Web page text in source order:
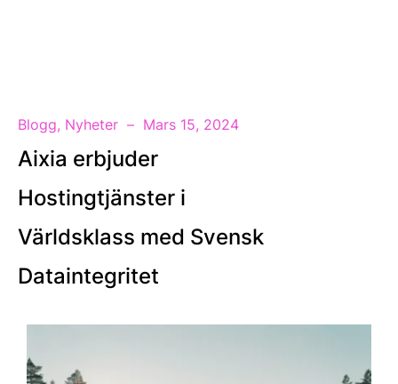
Blogg, Nyheter Mars 15, 2024
Aixia erbjuder
Hostingtjänster i
Världsklass med Svensk
Dataintegritet